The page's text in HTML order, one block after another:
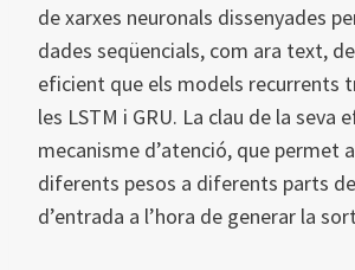
de xarxes neuronals dissenyades
dades seqüencials, com ara text,
eficient que els models recurrents
les LSTM i GRU. La clau de la seva
mecanisme d’atenció, que permet
diferents pesos a diferents parts
d’entrada a l’hora de generar la